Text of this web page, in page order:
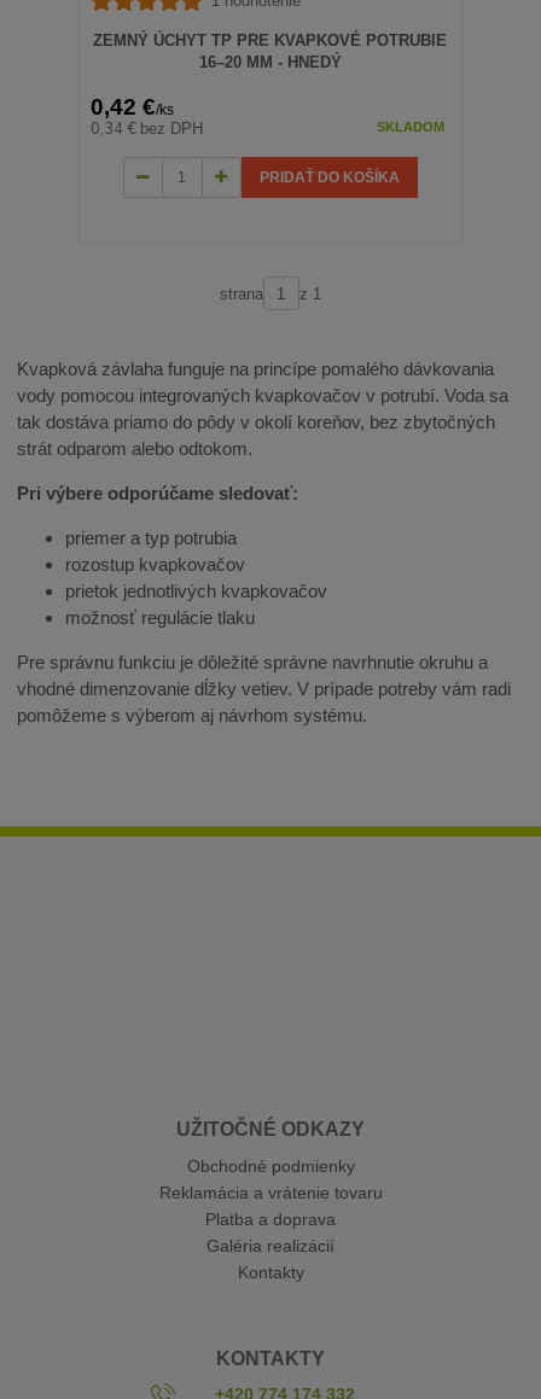
ZEMNÝ ÚCHYT TP PRE KVAPKOVÉ POTRUBIE
16–20 MM - HNEDÝ
0,42 €/ks
0,34 € bez DPH SKLADOM
PRIDAŤ DO KOŠÍKA
strana z 1
Kvapková závlaha funguje na princípe pomalého dávkovania
vody pomocou integrovaných kvapkovačov v potrubí. Voda sa
tak dostáva priamo do pôdy v okolí koreňov, bez zbytočných
strát odparom alebo odtokom.
Pri výbere odporúčame sledovať:
priemer a typ potrubia
rozostup kvapkovačov
prietok jednotlivých kvapkovačov
možnosť regulácie tlaku
Pre správnu funkciu je dôležité správne navrhnutie okruhu a
vhodné dimenzovanie dĺžky vetiev. V prípade potreby vám radi
pomôžeme s výberom aj návrhom systému.
UŽITOČNÉ ODKAZY
Obchodné podmienky
Reklamácia a vrátenie tovaru
Platba a doprava
Galéria realizácií
Kontakty
KONTAKTY
+420 774 174 332